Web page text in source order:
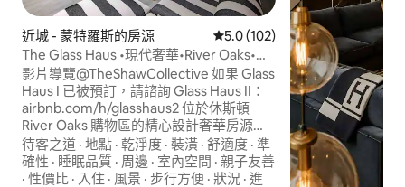
近城 - 蒙特羅斯的房源 從 102 則評價中獲得 5.0 的平
5.0 (102)
The Glass Haus •現代奢華•River Oaks•電
梯
影片導覽@TheShawCollective 如果 Glass
Haus I 已被預訂，請諮詢 Glass Haus II：
airbnb.com/h/glasshaus2 位於休斯頓
River Oaks 購物區的精心設計奢華房源，
靠近充滿活力的 Montrose — 可搭乘電梯
前往屋頂露台，享有寬敞的戶外空間、82
吋電視和迷人的天際線景觀。 步行評分 92
待客之道 · 地點 · 乾淨度 · 裝潢 · 舒適度 · 準
確性 · 睡眠品質 · 周邊 · 室內空間 · 親子友善
· 性價比 · 入住 · 風景 · 步行方便 · 狀況 · 進